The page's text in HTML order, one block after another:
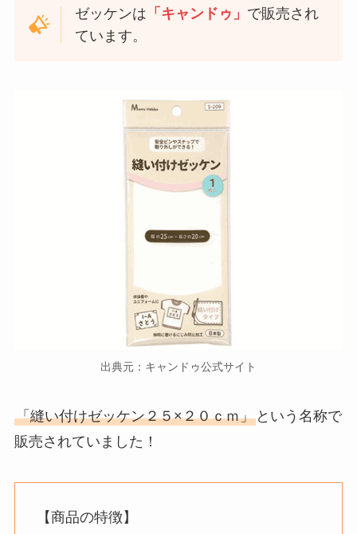
ゼッケンは 「キャンドゥ」 で販売され
ています。
出典元：キャンドゥ公式サイト
「縫い付けゼッケン２５×２０ｃｍ」という名称で
販売されていました！
【商品の特徴】